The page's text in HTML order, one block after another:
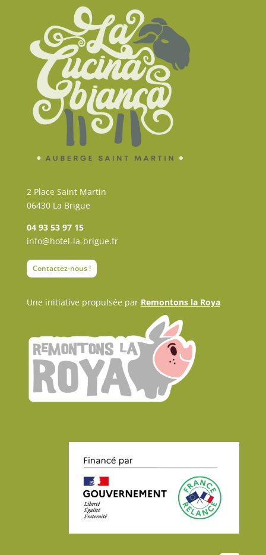
2 Place Saint Martin
06430 La Brigue
04 93 53 97 15
info@hotel-la-brigue.fr
Contactez-nous !
Une initiative propulsée par Remontons la Roya